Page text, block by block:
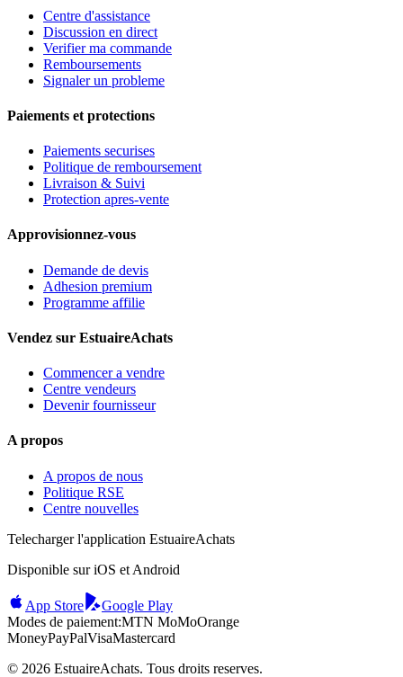
Centre d'assistance
Discussion en direct
Verifier ma commande
Remboursements
Signaler un probleme
Paiements et protections
Paiements securises
Politique de remboursement
Livraison & Suivi
Protection apres-vente
Approvisionnez-vous
Demande de devis
Adhesion premium
Programme affilie
Vendez sur EstuaireAchats
Commencer a vendre
Centre vendeurs
Devenir fournisseur
A propos
A propos de nous
Politique RSE
Centre nouvelles
Telecharger l'application EstuaireAchats
Disponible sur iOS et Android
App Store
Google Play
Modes de paiement:MTN MoMoOrange
MoneyPayPalVisaMastercard
© 2026 EstuaireAchats. Tous droits reserves.